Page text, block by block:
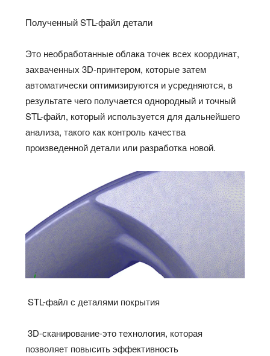
Полученный STL-файл детали
Это необработанные облака точек всех координат,
захваченных 3D-принтером, которые затем
автоматически оптимизируются и усредняются, в
результате чего получается однородный и точный
STL-файл, который используется для дальнейшего
анализа, такого как контроль качества
произведенной детали или разработка новой.
STL-файл с деталями покрытия
3D-сканирование-это технология, которая
позволяет повысить эффективность